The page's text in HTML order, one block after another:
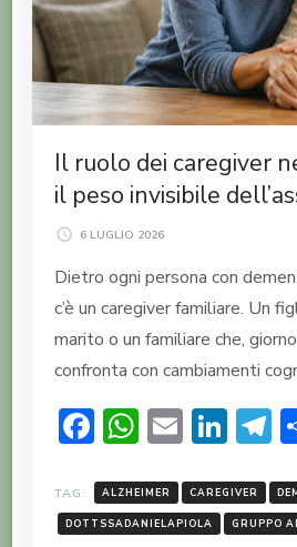
Il ruolo dei caregiver
il peso invisibile
6 LUGLIO 2026
Dietro ogni persona con
c’è un caregiver familiare. Un
marito o un familiare che,
confronta con cambiamenti
Facebook
Email
TAG: ALZHEIMER CAREGIVER
DOTTSSADANIELAPIOLA GRUPPO